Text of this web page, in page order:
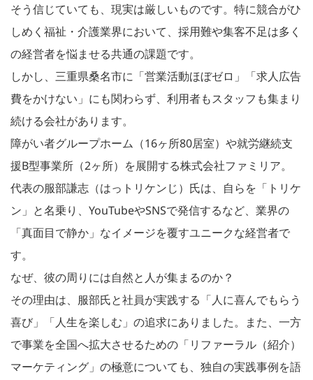
そう信じていても、現実は厳しいものです。特に競合がひ
しめく福祉・介護業界において、採用難や集客不足は多く
の経営者を悩ませる共通の課題です。
しかし、三重県桑名市に「営業活動ほぼゼロ」「求人広告
費をかけない」にも関わらず、利用者もスタッフも集まり
続ける会社があります。
障がい者グループホーム（16ヶ所80居室）や就労継続支
援B型事業所（2ヶ所）を展開する株式会社ファミリア。
代表の服部謙志（はっトリケンじ）氏は、自らを「トリケ
ン」と名乗り、YouTubeやSNSで発信するなど、業界の
「真面目で静か」なイメージを覆すユニークな経営者で
す。
なぜ、彼の周りには自然と人が集まるのか？
その理由は、服部氏と社員が実践する「人に喜んでもらう
喜び」「人生を楽しむ」の追求にありました。また、一方
で事業を全国へ拡大させるための「リファーラル（紹介）
マーケティング」の極意についても、独自の実践事例を語